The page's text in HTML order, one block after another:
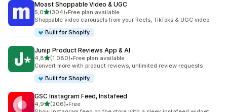
Moast Shoppable Video & UGC
5,0z 5 hvězd
(304)
Celkový počet recenzí: 304
•Free plan available
Shoppable video carousels from your Reels, TikToks & UGC video
Built for Shopify
Junip Product Reviews App & AI
4,8z 5 hvězd
(1 080)
Celkový počet recenzí: 1080
•Free plan available
Convert more with product reviews, unlimited review requests
Built for Shopify
GSC Instagram Feed, Instafeed
4,9z 5 hvězd
(206)
Celkový počet recenzí: 206
•Free